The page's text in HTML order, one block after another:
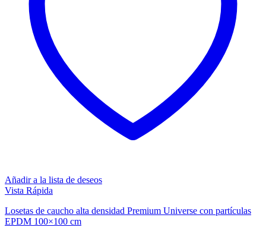
Añadir a la lista de deseos
Vista Rápida
Losetas de caucho alta densidad Premium Universe con partículas
EPDM 100×100 cm